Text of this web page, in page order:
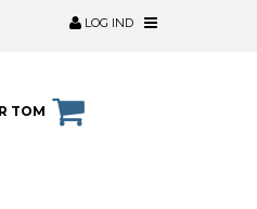
LOG IND
TOM